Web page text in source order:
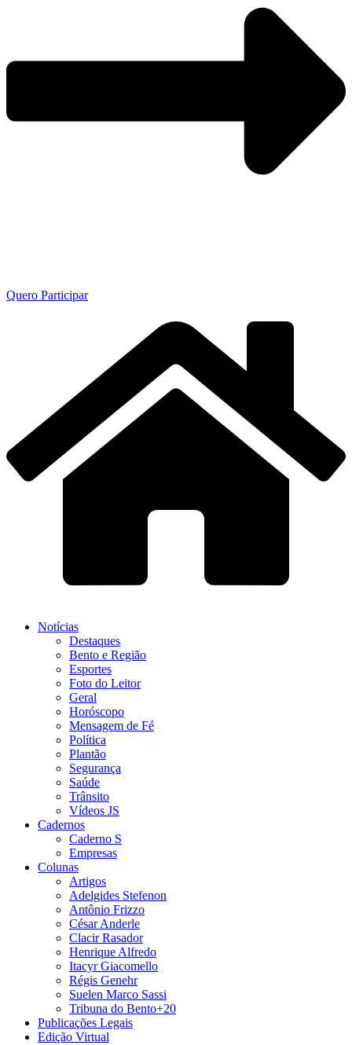
Quero Participar
Notícias
Destaques
Bento e Região
Esportes
Foto do Leitor
Geral
Horóscopo
Mensagem de Fé
Política
Plantão
Segurança
Saúde
Trânsito
Vídeos JS
Cadernos
Caderno S
Empresas
Colunas
Artigos
Adelgides Stefenon
Antônio Frizzo
César Anderle
Clacir Rasador
Henrique Alfredo
Itacyr Giacomello
Régis Genehr
Suelen Marco Sassi
Tribuna do Bento+20
Publicações Legais
Edição Virtual